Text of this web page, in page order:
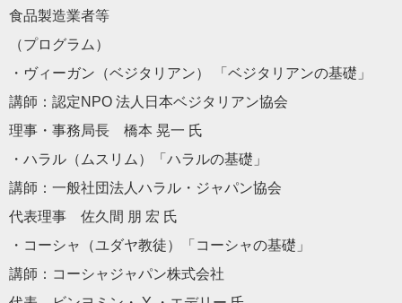
食品製造業者等
（プログラム）
・ヴィーガン（ベジタリアン） 「ベジタリアンの基礎」
講師：認定NPO 法人日本ベジタリアン協会
理事・事務局長 橋本 晃一 氏
・ハラル（ムスリム）「ハラルの基礎」
講師：一般社団法人ハラル・ジャパン協会
代表理事 佐久間 朋 宏 氏
・コーシャ（ユダヤ教徒）「コーシャの基礎」
講師：コーシャジャパン株式会社